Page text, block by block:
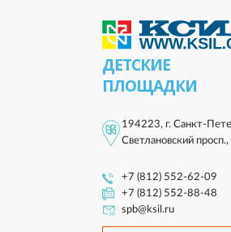
ДЕТСКИЕ
ПЛОЩАДКИ
194223, г. Санкт-
Светлановский
+7 (812) 552-62-09
+7 (812) 552-88-48
spb@ksil.ru